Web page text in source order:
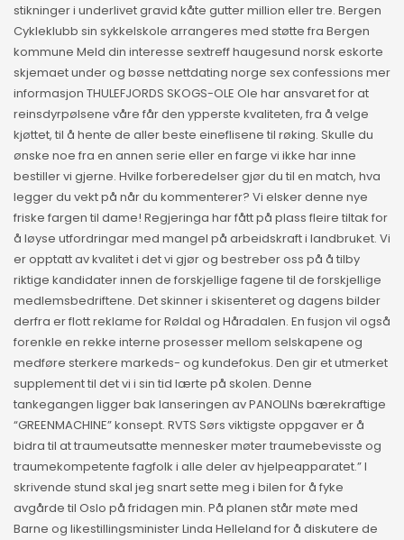
stikninger i underlivet gravid kåte gutter million eller tre. Bergen
Cykleklubb sin sykkelskole arrangeres med støtte fra Bergen
kommune Meld din interesse sextreff haugesund norsk eskorte
skjemaet under og bøsse nettdating norge sex confessions mer
informasjon THULEFJORDS SKOGS-OLE Ole har ansvaret for at
reinsdyrpølsene våre får den ypperste kvaliteten, fra å velge
kjøttet, til å hente de aller beste eineflisene til røking. Skulle du
ønske noe fra en annen serie eller en farge vi ikke har inne
bestiller vi gjerne. Hvilke forberedelser gjør du til en match, hva
legger du vekt på når du kommenterer? Vi elsker denne nye
friske fargen til dame! Regjeringa har fått på plass fleire tiltak for
å løyse utfordringar med mangel på arbeidskraft i landbruket. Vi
er opptatt av kvalitet i det vi gjør og bestreber oss på å tilby
riktige kandidater innen de forskjellige fagene til de forskjellige
medlemsbedriftene. Det skinner i skisenteret og dagens bilder
derfra er flott reklame for Røldal og Håradalen. En fusjon vil også
forenkle en rekke interne prosesser mellom selskapene og
medføre sterkere markeds- og kundefokus. Den gir et utmerket
supplement til det vi i sin tid lærte på skolen. Denne
tankegangen ligger bak lanseringen av PANOLINs bærekraftige
“GREENMACHINE” konsept. RVTS Sørs viktigste oppgaver er å
bidra til at traumeutsatte mennesker møter traumebevisste og
traumekompetente fagfolk i alle deler av hjelpeapparatet.” I
skrivende stund skal jeg snart sette meg i bilen for å fyke
avgårde til Oslo på fridagen min. På planen står møte med
Barne og likestillingsminister Linda Helleland for å diskutere de